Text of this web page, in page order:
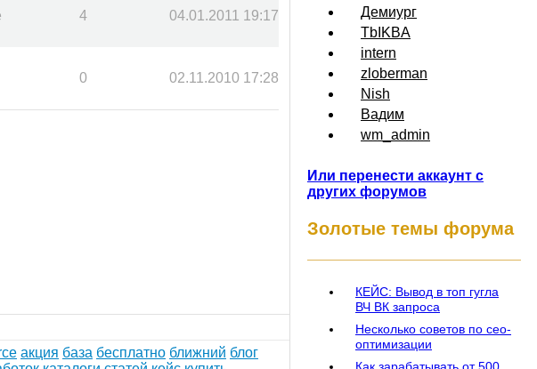
4 04.01.2011 19:17
0 02.11.2010 17:28
акция база бесплатно ближний блог
Демиург
TbIKBA
intern
zloberman
Nish
Вадим
wm_admin
Или перенести аккаунт с
других форумов
Золотые темы форума
КЕЙС: Вывод в топ гугла
ВЧ ВК запроса
Несколько советов по сео-
оптимизации
Как зарабатывать от 500